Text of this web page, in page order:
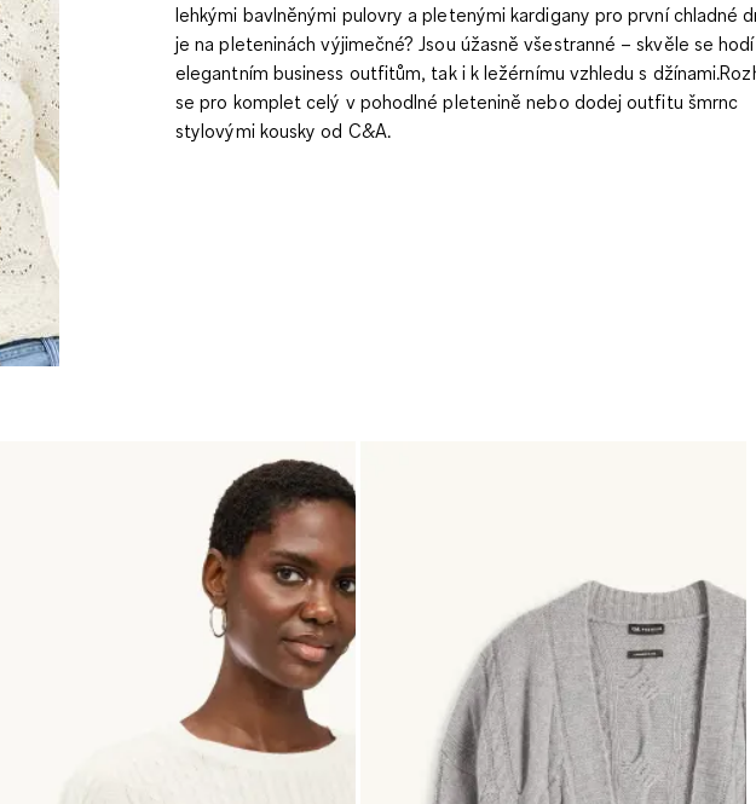
lehkými bavlněnými pulovry a pletenými kardigany pro první chladné
je na pleteninách výjimečné? Jsou úžasně všestranné – skvěle se
elegantním business outfitům, tak i k ležérnímu vzhledu s
se pro komplet celý v pohodlné pletenině nebo dodej outfitu šmrnc
stylovými kousky od C&A.